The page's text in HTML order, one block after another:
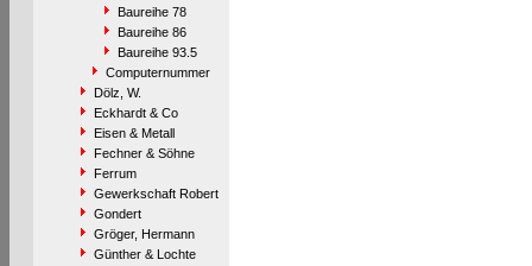
Baureihe 78
Baureihe 86
Baureihe 93.5
Computernummer
Dölz, W.
Eckhardt & Co
Eisen & Metall
Fechner & Söhne
Ferrum
Gewerkschaft Robert
Gondert
Gröger, Hermann
Günther & Lochte